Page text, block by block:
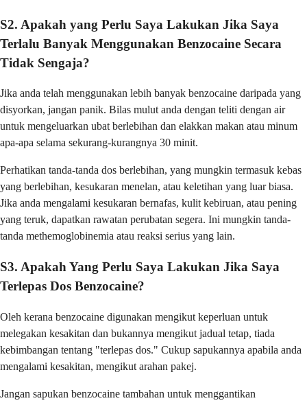
S2. Apakah yang Perlu Saya Lakukan Jika Saya
Terlalu Banyak Menggunakan Benzocaine Secara
Tidak Sengaja?
Jika anda telah menggunakan lebih banyak benzocaine daripada yang
disyorkan, jangan panik. Bilas mulut anda dengan teliti dengan air
untuk mengeluarkan ubat berlebihan dan elakkan makan atau minum
apa-apa selama sekurang-kurangnya 30 minit.
Perhatikan tanda-tanda dos berlebihan, yang mungkin termasuk kebas
yang berlebihan, kesukaran menelan, atau keletihan yang luar biasa.
Jika anda mengalami kesukaran bernafas, kulit kebiruan, atau pening
yang teruk, dapatkan rawatan perubatan segera. Ini mungkin tanda-
tanda methemoglobinemia atau reaksi serius yang lain.
S3. Apakah Yang Perlu Saya Lakukan Jika Saya
Terlepas Dos Benzocaine?
Oleh kerana benzocaine digunakan mengikut keperluan untuk
melegakan kesakitan dan bukannya mengikut jadual tetap, tiada
kebimbangan tentang "terlepas dos." Cukup sapukannya apabila anda
mengalami kesakitan, mengikut arahan pakej.
Jangan sapukan benzocaine tambahan untuk menggantikan